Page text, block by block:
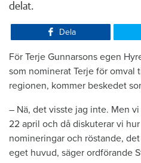
delat.
Dela
För Terje Gunnarsons egen
som nominerat Terje för omval
regionen, kommer beskedet
– Nä, det visste jag inte. Men
22 april och då diskuterar vi
nomineringar och röstande,
eget huvud, säger ordförande